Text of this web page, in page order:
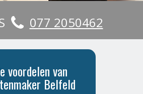
077 2050462
voordelen van
Belfeld